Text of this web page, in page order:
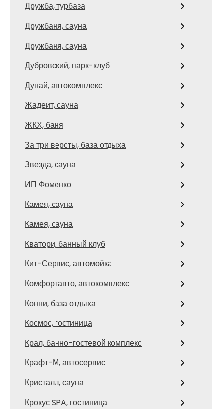
Дружба, турбаза
Дружбаня, сауна
Дружбаня, сауна
Дубровский, парк-клуб
Дунай, автокомплекс
Жадеит, сауна
ЖКХ, баня
За три версты, база отдыха
Звезда, сауна
ИП Фоменко
Камея, сауна
Камея, сауна
Кватори, банный клуб
Кит-Сервис, автомойка
Комфортавто, автокомплекс
Конни, база отдыха
Космос, гостиница
Крал, банно-гостевой комплекс
Крафт-М, автосервис
Кристалл, сауна
Крокус SPA, гостиница